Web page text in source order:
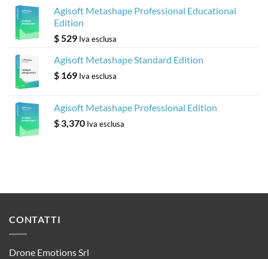
Agisoft Metashape Professional Educational
Edition
$529 Iva esclusa
Agisoft Metashape Standard Edition
$ 169 Iva esclusa
Agisoft Metashape Professional Edition
$ 3,370 Iva esclusa
CONTATTI
Drone Emotions Srl